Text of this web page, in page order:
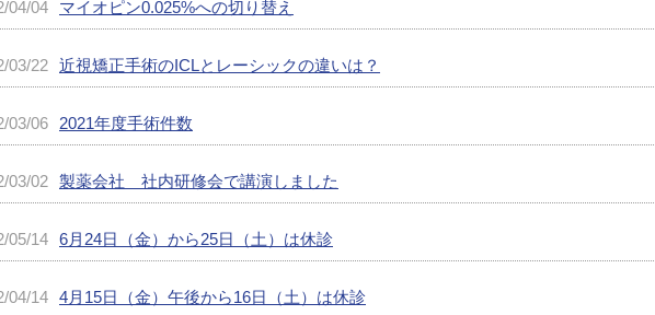
04/04 マイオピン0.025%への切り替え
03/22 近視矯正手術のICLとレーシックの違いは？
03/06 2021年度手術件数
03/02 製薬会社 社内研修会で講演しました
05/14 6月24日（金）から25日（土）は休診
04/14 4月15日（金）午後から16日（土）は休診